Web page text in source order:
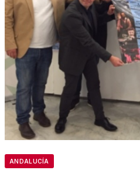
ANDALUCÍA